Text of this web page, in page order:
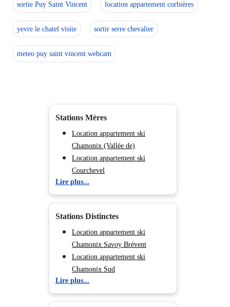
sortie Puy Saint Vincent location appartement corbières
yevre le chatel visite sortir serre chevalier
meteo puy saint vincent webcam
Stations Mères
Location appartement ski
Chamonix (Vallée de)
Location appartement ski
Courchevel
Location appartement ski Méribel
Location appartement ski Les
Location appartement ski Flaine
Location appartement ski
Morillon
Location appartement ski
Valmorel
Location appartement ski Les
Deux Alpes
Lire plus...
Stations Distinctes
Location appartement ski
Chamonix Savoy Brévent
Location appartement ski
Chamonix Sud
Location appartement ski
Chamonix Les Praz
Lire plus...